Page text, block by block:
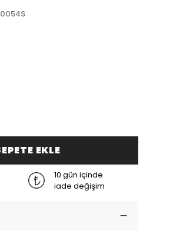
EKLE
10 gün içinde
iade değişim